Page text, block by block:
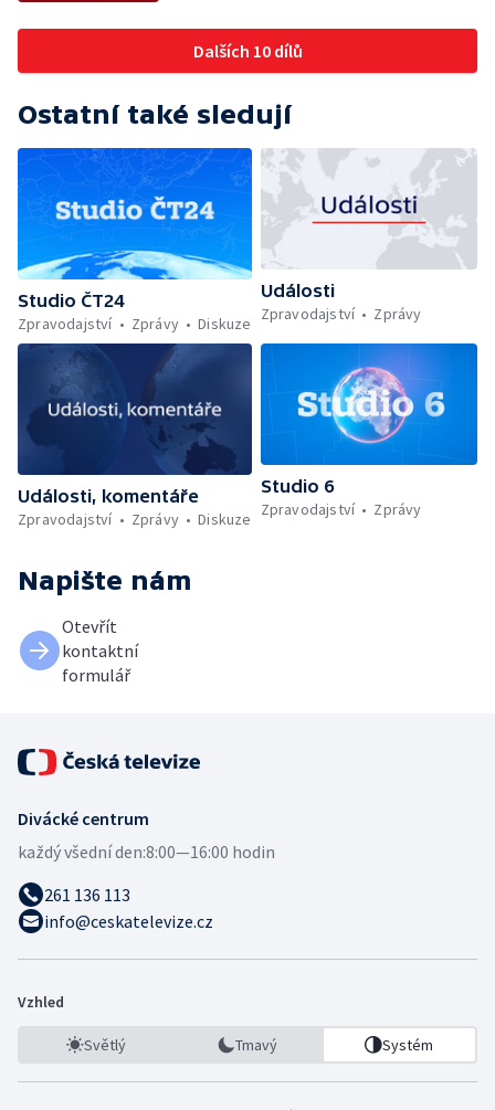
Dalších 10 dílů
Ostatní také sledují
Studio ČT24
Zpravodajství
Zprávy Diskuze
Události
Zpravodajství
Zprávy
Události, komentáře
Zpravodajství
Zprávy Diskuze
Studio 6
Zpravodajství
Zprávy
Napište nám
Otevřít
kontaktní
formulář
Divácké centrum
každý všední den:8:00—16:00 hodin
261 136 113
info@ceskatelevize.cz
Vzhled
Světlý Tmavý Systém